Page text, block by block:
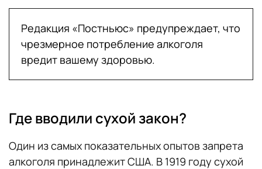
Редакция «Постньюс» предупреждает, что
чрезмерное потребление алкоголя
вредит вашему здоровью.
Где вводили сухой закон?
Один из самых показательных опытов запрета
алкоголя принадлежит США. В 1919 году сухой